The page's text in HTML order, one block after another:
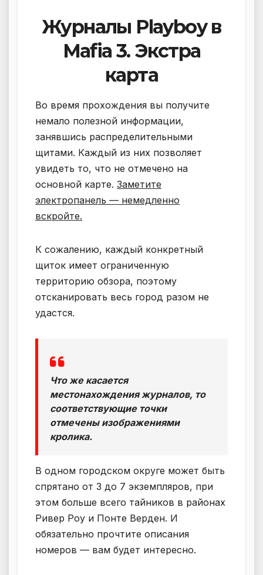
Журналы Playboy в
Mafia 3. Экстра
карта
Во время прохождения вы получите
немало полезной информации,
занявшись распределительными
щитами. Каждый из них позволяет
увидеть то, что не отмечено на
основной карте. Заметите
электропанель — немедленно
вскройте.
К сожалению, каждый конкретный
щиток имеет ограниченную
территорию обзора, поэтому
отсканировать весь город разом не
удастся.
Что же касается
местонахождения журналов, то
соответствующие точки
отмечены изображениями
кролика.
В одном городском округе может быть
спрятано от 3 до 7 экземпляров, при
этом больше всего тайников в районах
Ривер Роу и Понте Верден. И
обязательно прочтите описания
номеров — вам будет интересно.